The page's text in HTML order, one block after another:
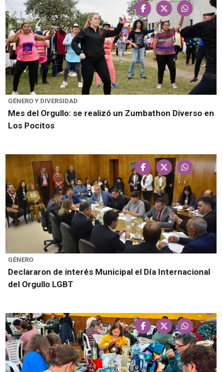
GÉNERO Y DIVERSIDAD
Mes del Orgullo: se realizó un Zumbathon Diverso en
Los Pocitos
GÉNERO
Declararon de interés Municipal el Día Internacional
del Orgullo LGBT